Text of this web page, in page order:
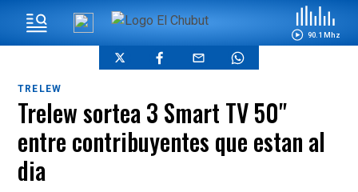
90.1 Mhz
TRELEW
Trelew sortea 3 Smart TV 50"
entre contribuyentes que estan al
dia